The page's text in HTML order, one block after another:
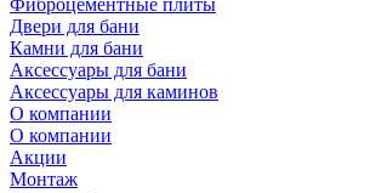
Фиброцементные плиты
Двери для бани
Камни для бани
Аксессуары для бани
Аксессуары для каминов
О компании
О компании
Акции
Монтаж